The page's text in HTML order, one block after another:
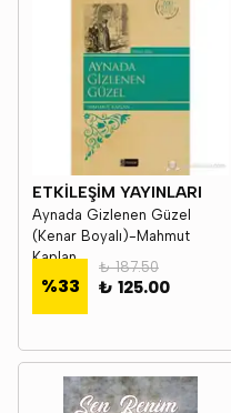
ETKİLEŞİM YAYINLARI
Aynada Gizlenen Güzel
(Kenar Boyalı)-Mahmut
Kaplan
%33
₺ 187.50
₺ 125.00